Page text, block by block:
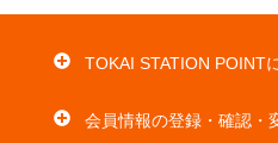
TOKAI STATION POINT
会員情報の登録・確認・